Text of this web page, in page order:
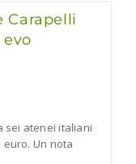
Carapelli
sei atenei italiani
euro. Un nota